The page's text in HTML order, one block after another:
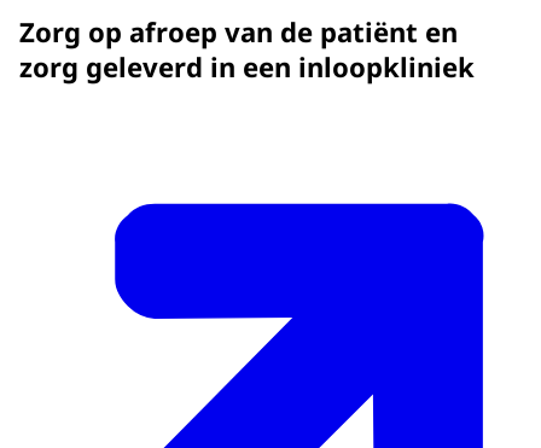
Zorg op afroep van de patiënt en
zorg geleverd in een inloopkliniek